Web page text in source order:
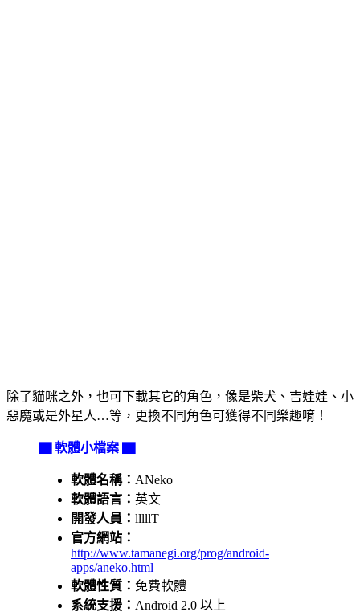
除了貓咪之外，也可下載其它的角色，像是柴犬、吉娃娃、小
惡魔或是外星人…等，更換不同角色可獲得不同樂趣唷！
▇ 軟體小檔案 ▇
軟體名稱： ANeko
軟體語言： 英文
開發人員： lllllT
官方網站：
http://www.tamanegi.org/prog/android-
apps/aneko.html
軟體性質： 免費軟體
系統支援： Android 2.0 以上